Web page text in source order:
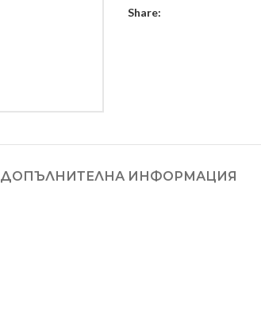
Share:
ДОПЪЛНИТЕЛНА ИНФОРМАЦИЯ